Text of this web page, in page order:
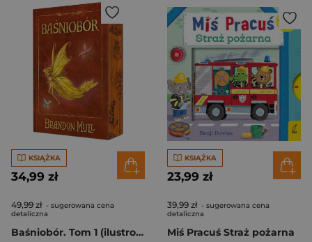
KSIĄŻKA
34,99 zł
49,99 zł - sugerowana cena
detaliczna
Baśniobór. Tom 1 (ilustrowane brzegi)
KSIĄŻKA
23,99 zł
39,99 zł - sugerowana cena
detaliczna
Miś Pracuś Straż pożarna